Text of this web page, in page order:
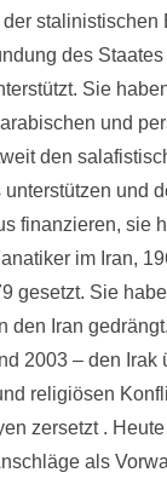
stalinistischen
des
Sie
und
den
und
finanzieren, sie
im Iran,
gesetzt. Sie
den Iran
2003 – den Irak
religiösen
zersetzt .
als